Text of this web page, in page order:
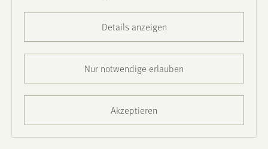
Presse
Details anzeigen
Nur notwendige erlauben
Akzeptieren